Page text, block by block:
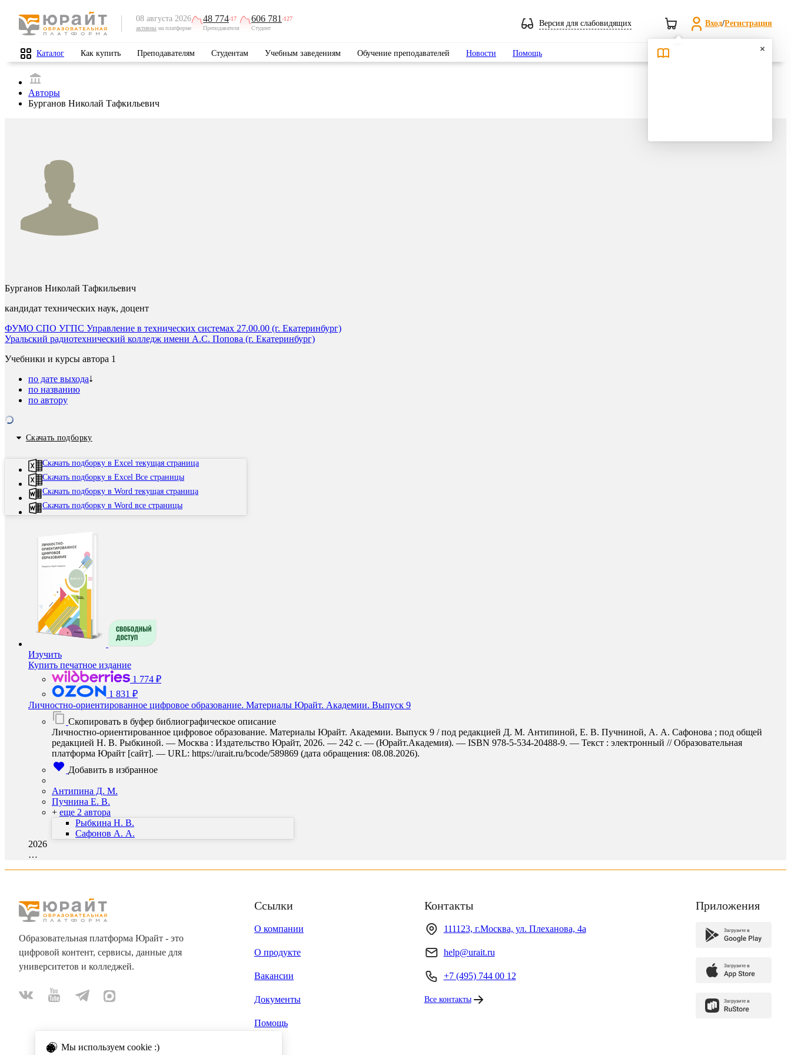
08 августа 2026
активны на платформе
48 774-17
Преподавателя
606 781 -127
Студент
Версия для слабовидящих Вход/Регистрация
Каталог Как купить Преподавателям Студентам Учебным заведениям Обучение преподавателей Новости Помощь Поиск
Авторы
Бурганов Николай Тафкильевич
Бурганов Николай Тафкильевич
кандидат технических наук, доцент
ФУМО СПО УГПС Управление в технических системах 27.00.00 (г. Екатеринбург)
Уральский радиотехнический колледж имени А.С. Попова (г. Екатеринбург)
Учебники и курсы автора 1
по дате выхода
по названию
по автору
Скачать подборку
Скачать подборку в Excel текущая страница
Скачать подборку в Excel Все страницы
Скачать подборку в Word текущая страница
Скачать подборку в Word все страницы
Изучить
Купить печатное издание
1 774 ₽
1 831 ₽
Личностно-ориентированное цифровое образование. Материалы Юрайт. Академии. Выпуск 9
Скопировать в буфер библиографическое описание
Личностно-ориентированное цифровое образование. Материалы Юрайт. Академии. Выпуск 9 / под редакцией Д. М. Антипиной, Е. В. Пучниной, А. А. Сафонова ; под общей
редакцией Н. В. Рыбкиной. — Москва : Издательство Юрайт, 2026. — 242 с. — (Юрайт.Академия). — ISBN 978-5-534-20488-9. — Текст : электронный // Образовательная
платформа Юрайт [сайт]. — URL: https://urait.ru/bcode/589869 (дата обращения: 08.08.2026).
Добавить в избранное
Антипина Д. М.
Пучнина Е. В.
+ еще 2 автора
Рыбкина Н. В.
Сафонов А. А.
2026
…
Мы используем cookie :)
Образовательная платформа Юрайт - это
цифровой контент, сервисы, данные для
университетов и колледжей.
Ссылки
О компании
О продукте
Вакансии
Документы
Помощь
Контакты
111123, г.Москва, ул. Плеханова, 4а
help@urait.ru
+7 (495) 744 00 12
Все контакты
Приложения